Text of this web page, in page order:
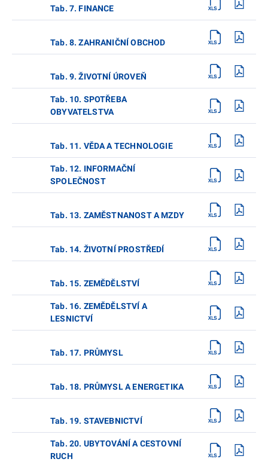
Tab. 7. FINANCE
Tab. 8. ZAHRANIČNÍ OBCHOD
Tab. 9. ŽIVOTNÍ ÚROVEŇ
Tab. 10. SPOTŘEBA
OBYVATELSTVA
Tab. 11. VĚDA A TECHNOLOGIE
Tab. 12. INFORMAČNÍ
SPOLEČNOST
Tab. 13. ZAMĚSTNANOST A MZDY
Tab. 14. ŽIVOTNÍ PROSTŘEDÍ
Tab. 15. ZEMĚDĚLSTVÍ
Tab. 16. ZEMĚDĚLSTVÍ A
LESNICTVÍ
Tab. 17. PRŮMYSL
Tab. 18. PRŮMYSL A ENERGETIKA
Tab. 19. STAVEBNICTVÍ
Tab. 20. UBYTOVÁNÍ A CESTOVNÍ
RUCH